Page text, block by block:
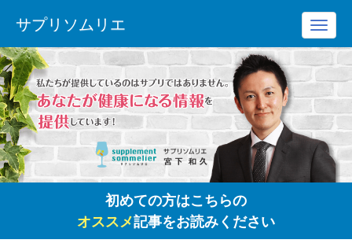
サプリソムリエ
初めての方はこちらの
オススメ記事をお読みください